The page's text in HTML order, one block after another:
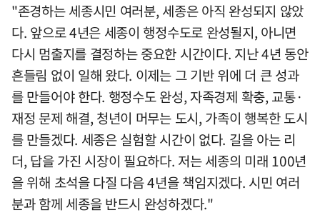
"존경하는 세종시민 여러분, 세종은 아직 완성되지 않았
다. 앞으로 4년은 세종이 행정수도로 완성될지, 아니면
다시 멈출지를 결정하는 중요한 시간이다. 지난 4년 동안
흔들림 없이 일해 왔다. 이제는 그 기반 위에 더 큰 성과
를 만들어야 한다. 행정수도 완성, 자족경제 확충, 교통·
재정 문제 해결, 청년이 머무는 도시, 가족이 행복한 도시
를 만들겠다. 세종은 실험할 시간이 없다. 길을 아는 리
더, 답을 가진 시장이 필요하다. 저는 세종의 미래 100년
을 위해 초석을 다질 다음 4년을 책임지겠다. 시민 여러
분과 함께 세종을 반드시 완성하겠다."